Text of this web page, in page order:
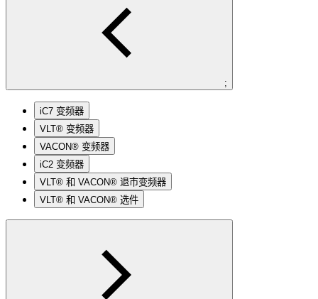
;
iC7 变频器
VLT® 变频器
VACON® 变频器
iC2 变频器
VLT® 和 VACON® 退市变频器
VLT® 和 VACON® 选件